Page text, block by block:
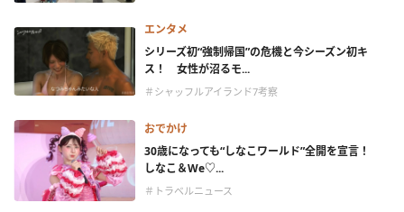
エンタメ
シリーズ初“強制帰国”の危機と今シーズン初キ
ス！ 女性が沼るモ...
＃シャッフルアイランド7考察
おでかけ
30歳になっても“しなこワールド”全開を宣言！
しなこ＆We♡...
＃トラベルニュース